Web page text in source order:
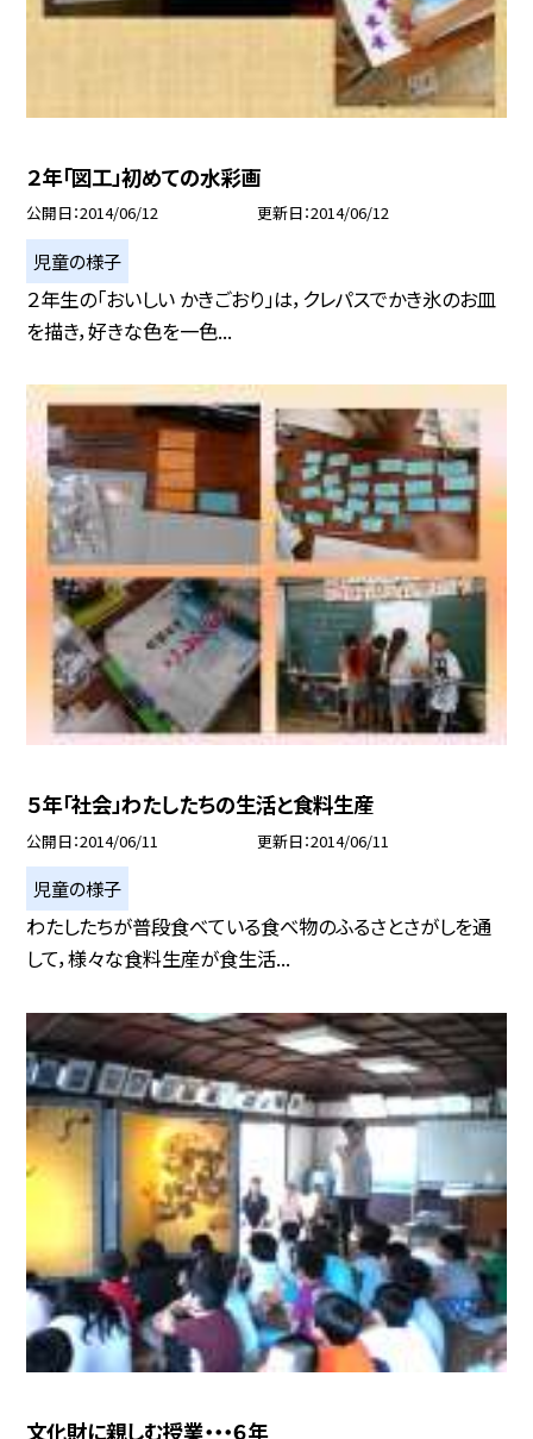
２年「図工」初めての水彩画
公開日 2014/06/12 更新日 2014/06/12
児童の様子
２年生の「おいしい かきごおり」は，クレパスでかき氷のお皿
を描き，好きな色を一色...
５年「社会」わたしたちの生活と食料生産
公開日 2014/06/11 更新日 2014/06/11
児童の様子
わたしたちが普段食べている食べ物のふるさとさがしを通
して，様々な食料生産が食生活...
文化財に親しむ授業・・・６年